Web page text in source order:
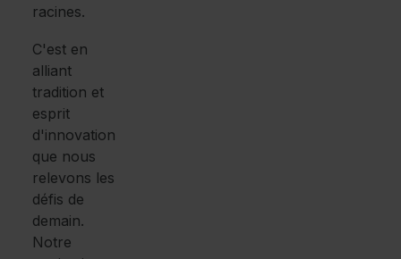
racines.
C'est en
alliant
tradition et
esprit
d'innovation
que nous
relevons les
défis de
demain.
Notre